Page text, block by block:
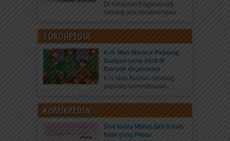
Di Kerajaan Pagaruyung
sedang ada pertandingan...
TOKOHPEDIA
K.H. Mas Mansur Pejuang
Bangsa yang Aktif di
Banyak Organisasi
K.H Mas Mansur seorang
pejuang kemerdekaan...
KOMIKPEDIA
Doa Minta Mimpi dan Kisah
Nabi yang Pintar